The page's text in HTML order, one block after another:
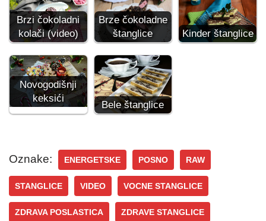
Brzi čokoladni
kolači (video)
Brze čokoladne
štanglice
Kinder štanglice
Novogodišnji
keksići
Bele štanglice
Oznake: ENERGETSKE POSNO RAW
STANGLICE VIDEO VOCNE STANGLICE
ZDRAVA POSLASTICA ZDRAVE STANGLICE